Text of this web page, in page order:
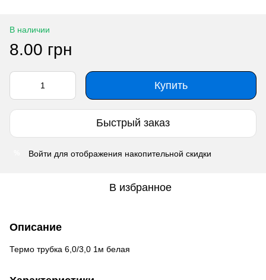
В наличии
8.00 грн
Купить
Быстрый заказ
Войти для отображения накопительной скидки
В избранное
Описание
Термо трубка 6,0/3,0 1м белая